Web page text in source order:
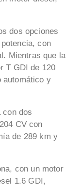
dos opciones
con
Mientras que la
T GDI de 120
automático y
con dos
CV con
de 289 km y
con un motor
1.6 GDI,